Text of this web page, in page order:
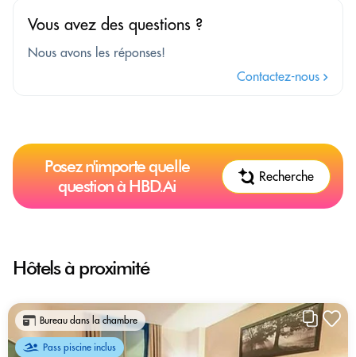
Vous avez des questions ?
Nous avons les réponses!
Contactez-nous
Posez n'importe quelle
question à HBD.Ai
Recherche
Hôtels à proximité
Bureau dans la chambre
Pass piscine inclus